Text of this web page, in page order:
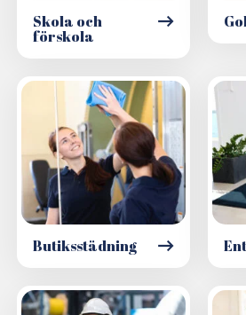
Skola och
förskola
Butiksstädning